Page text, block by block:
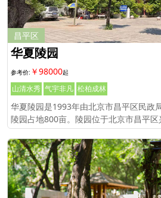
昌平区
华夏陵园
￥98000
山清水秀 气宇非凡 松柏成林
华夏陵园是1993年由北京市昌平区民政
陵园占地800亩。陵园位于北京市昌平区
平元宝山下。